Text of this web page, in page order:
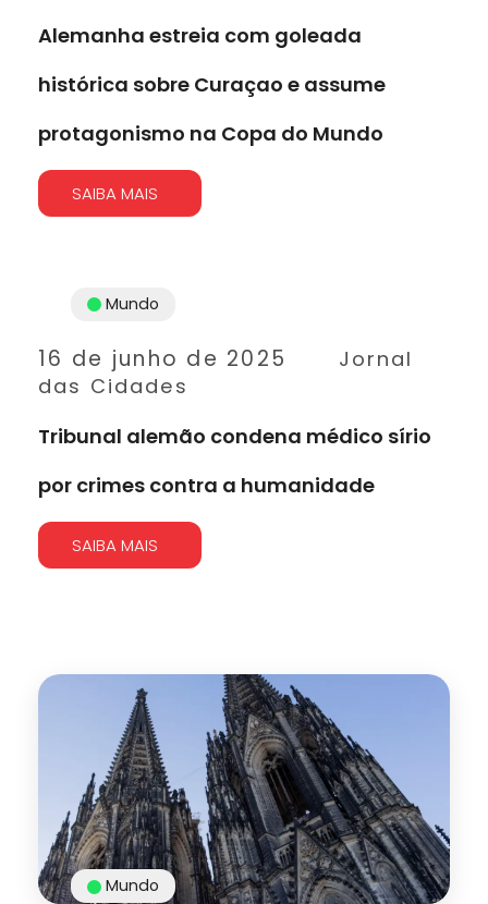
Alemanha estreia com goleada
histórica sobre Curaçao e assume
protagonismo na Copa do Mundo
SAIBA MAIS
16 de junho de 2025
Jornal
das Cidades
Mundo
Tribunal alemão condena médico sírio
por crimes contra a humanidade
SAIBA MAIS
Mundo